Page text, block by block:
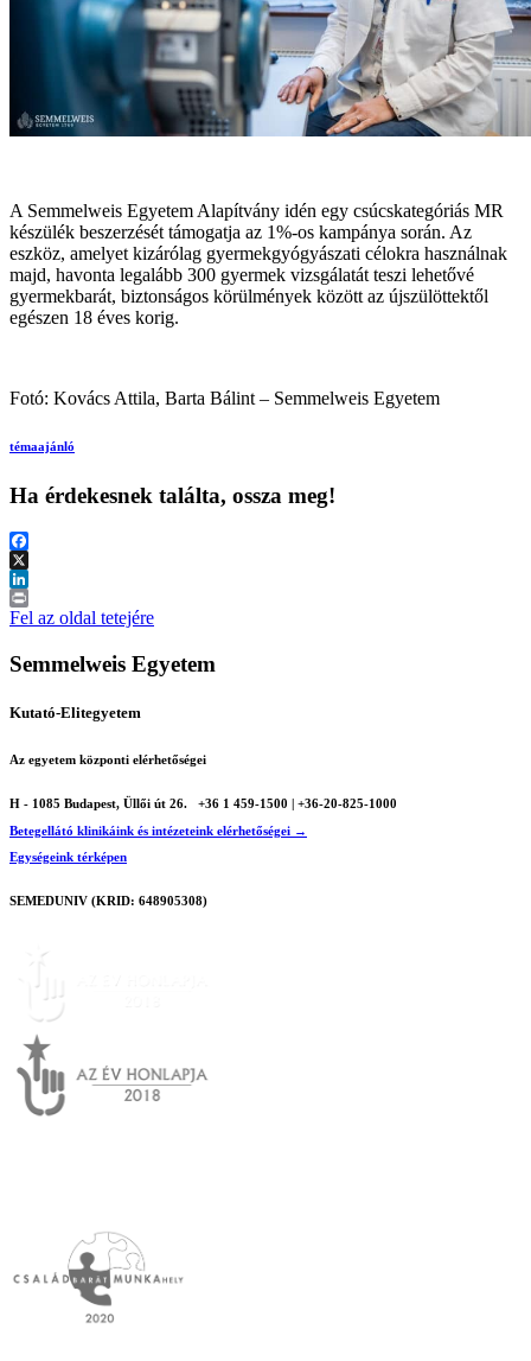
A Semmelweis Egyetem Alapítvány idén egy csúcskategóriás MR
készülék beszerzését támogatja az 1%-os kampánya során. Az
eszköz, amelyet kizárólag gyermekgyógyászati célokra használnak
majd, havonta legalább 300 gyermek vizsgálatát teszi lehetővé
gyermekbarát, biztonságos körülmények között az újszülöttektől
egészen 18 éves korig.
Fotó: Kovács Attila, Barta Bálint – Semmelweis Egyetem
témaajánló
Ha érdekesnek találta, ossza meg!
Facebook
X
LinkedIn
Print
Fel az oldal tetejére
Semmelweis Egyetem
Kutató-Elitegyetem
Az egyetem központi elérhetőségei
H - 1085 Budapest, Üllői út 26.
+36 1 459-1500 | +36-20-825-1000
Betegellátó klinikáink és intézeteink elérhetőségei →
Egységeink térképen
SEMEDUNIV (KRID: 648905308)